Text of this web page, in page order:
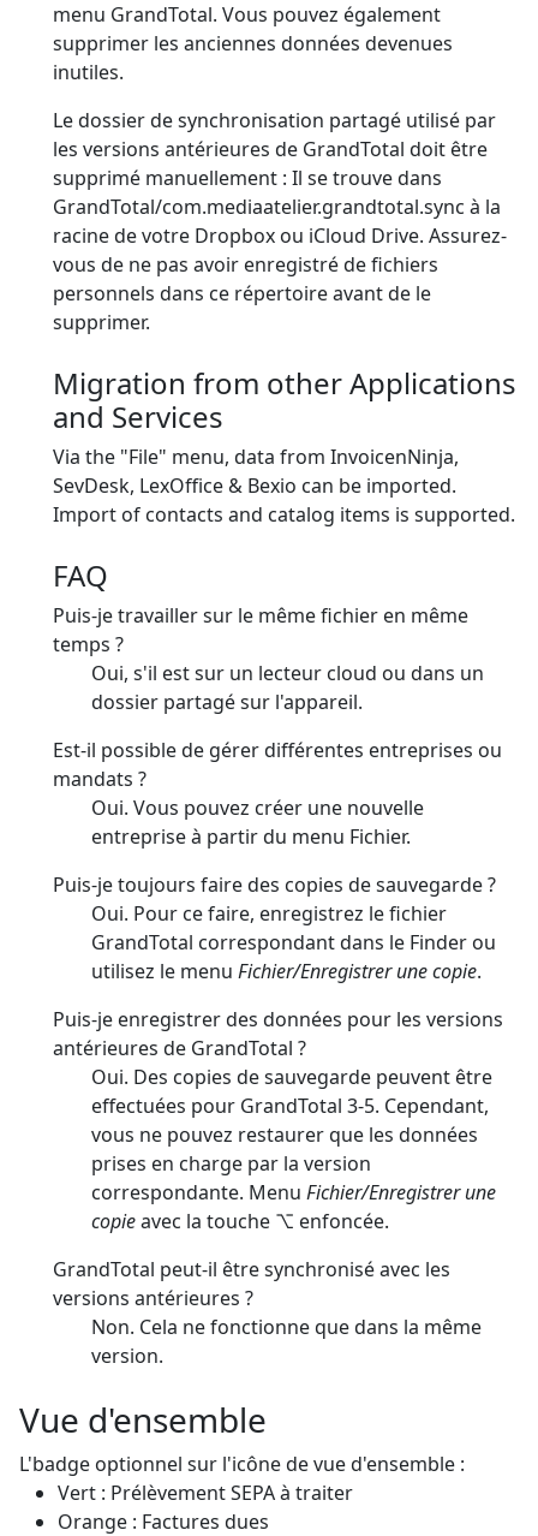
menu GrandTotal. Vous pouvez également
supprimer les anciennes données devenues
inutiles.
Le dossier de synchronisation partagé utilisé par
les versions antérieures de GrandTotal doit être
supprimé manuellement : Il se trouve dans
GrandTotal/com.mediaatelier.grandtotal.sync à la
racine de votre Dropbox ou iCloud Drive. Assurez-
vous de ne pas avoir enregistré de fichiers
personnels dans ce répertoire avant de le
supprimer.
Migration from other Applications
and Services
Via the "File" menu, data from InvoicenNinja,
SevDesk, LexOffice & Bexio can be imported.
Import of contacts and catalog items is supported.
FAQ
Puis-je travailler sur le même fichier en même
temps ?
Oui, s'il est sur un lecteur cloud ou dans un
dossier partagé sur l'appareil.
Est-il possible de gérer différentes entreprises ou
mandats ?
Oui. Vous pouvez créer une nouvelle
entreprise à partir du menu Fichier.
Puis-je toujours faire des copies de sauvegarde ?
Oui. Pour ce faire, enregistrez le fichier
GrandTotal correspondant dans le Finder ou
utilisez le menu Fichier/Enregistrer une copie.
Puis-je enregistrer des données pour les versions
antérieures de GrandTotal ?
Oui. Des copies de sauvegarde peuvent être
effectuées pour GrandTotal 3-5. Cependant,
vous ne pouvez restaurer que les données
prises en charge par la version
correspondante. Menu Fichier/Enregistrer une
copieavec la touche ⌥ enfoncée.
GrandTotal peut-il être synchronisé avec les
versions antérieures ?
Non. Cela ne fonctionne que dans la même
version.
Vue d'ensemble
L'badge optionnel sur l'icône de vue d'ensemble :
Vert : Prélèvement SEPA à traiter
Orange : Factures dues